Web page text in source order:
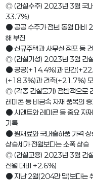
◎ (건설수주) 2023년 3월 국
33.7%)
● 공공 수주가 전년 동월 대비
해 부진
● 신규주택과 사무실·점포 등
◎ (건설기성) 2023년 3월 건
● 공공(+14.4%)과 민간
(+18.3%)과 건축(+21.7%) 모
◎ (각종 건설물가) 전반적으로
레미콘 등 비금속 자재 품목의
● 시멘트와 레미콘 등 중요 자
기록
● 원재료와 국내출하품 가격 상
상승세가 전월보다는 소폭 상승
◎ (건설고용) 2023년 3월 건
전월 대비 +2.6%)
● 지난 2월(204만 명)보다는